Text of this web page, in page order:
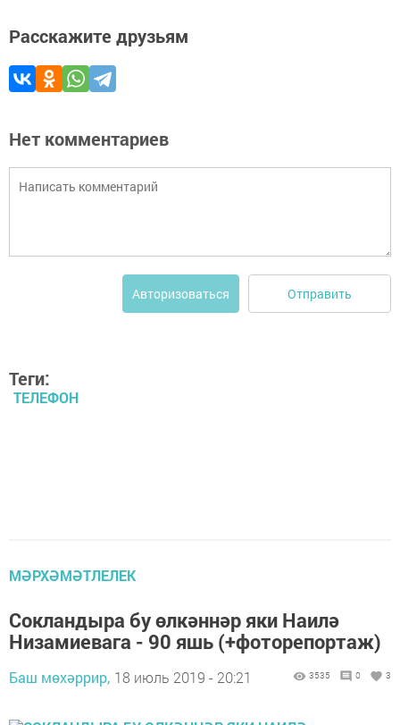
Расскажите друзьям
Нет комментариев
Авторизоваться Отправить
Теги:
ТЕЛЕФОН
МӘРХӘМӘТЛЕЛЕК
Сокландыра бу өлкәннәр яки Наилә
Низамиевага - 90 яшь (+фоторепортаж)
Баш мөхәррир, 18 июль 2019 - 20:21 3535 0 3